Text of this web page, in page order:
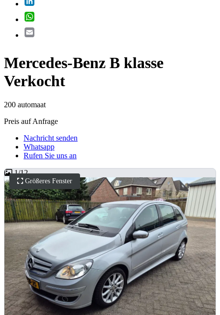
Mercedes-Benz B klasse
Verkocht
200 automaat
Preis auf Anfrage
Nachricht senden
Whatsapp
Rufen Sie uns an
Größeres Fenster
1/12